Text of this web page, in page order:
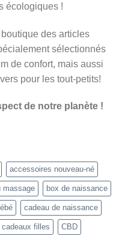
écologiques !
des articles
sélectionnés
de confort, mais aussi
pour les tout-petits!
de notre planète !
accessoires nouveau-né
massage box de naissance
cadeau de naissance
cadeaux filles CBD